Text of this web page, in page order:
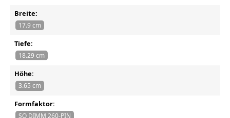
Breite:
17.9 cm
Tiefe:
18.29 cm
Höhe:
3.65 cm
Formfaktor:
SO DIMM 260-PIN